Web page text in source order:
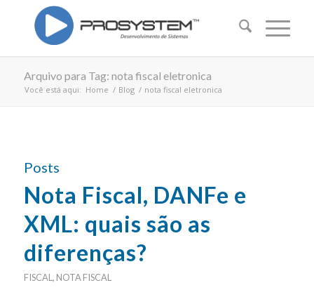
Arquivo para Tag: nota fiscal eletronica
Você está aqui: Home / Blog / nota fiscal eletronica
Posts
Nota Fiscal, DANFe e
XML: quais são as
diferenças?
FISCAL , NOTA FISCAL